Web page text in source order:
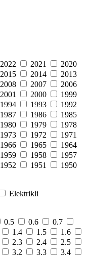
2022 2021
2020
2015 2014
2013
2008 2007
2006
2001 2000
1999
1994 1993
1992
1987 1986
1985
1980 1979
1978
1973 1972
1971
1966 1965
1964
1959 1958
1957
1952 1951
1950
Elektrikli
0.5 0.6
0.7
1.4 1.5
1.6
2.3 2.4
2.5
3.2 3.3
3.4